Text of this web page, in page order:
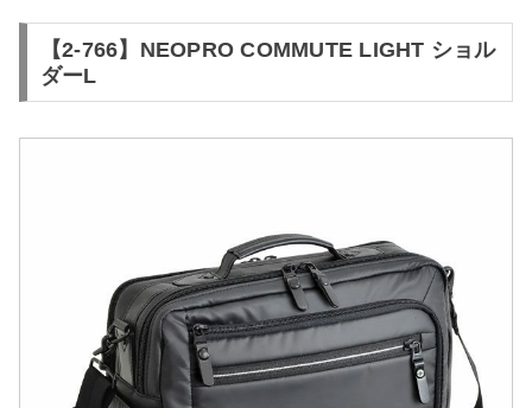
【2-766】NEOPRO COMMUTE LIGHT ショル
ダーL